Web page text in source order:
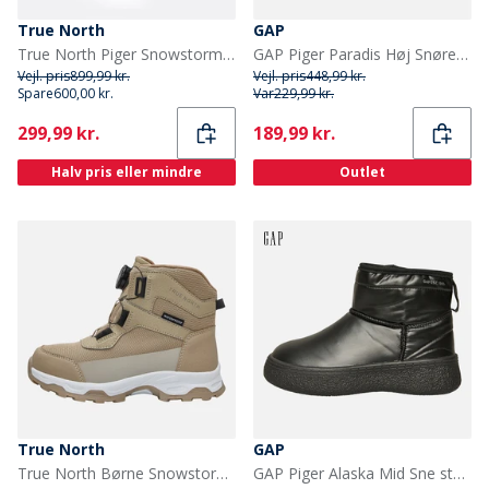
True North
True North Piger Snowstorm Sko Hindbær
Vejl. pris899,99 kr.
Spare600,00 kr.
Current
299,99 kr.
Halv pris eller mindre
GAP
GAP Piger Paradis Høj Snøre Snesko Sort
Vejl. pris448,99 kr.
Var229,99 kr.
Current
189,99 kr.
Outlet
True North
True North Børne Snowstorm Sko Sand
GAP
GAP Piger Alaska Mid Sne støvler Sort